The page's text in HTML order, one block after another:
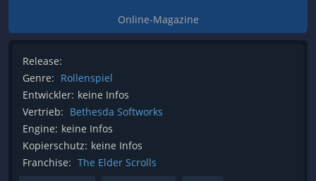
Online-Magazine
Release:
Genre: Rollenspiel
Entwickler: keine Infos
Vertrieb: Bethesda Softworks
Engine: keine Infos
Kopierschutz: keine Infos
Franchise: The Elder Scrolls